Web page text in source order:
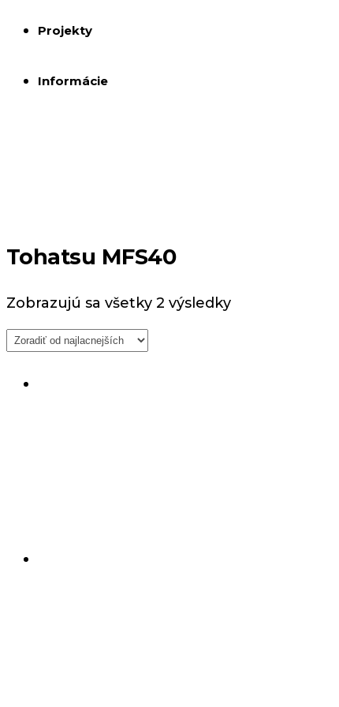
Projekty
Informácie
Tohatsu MFS40
Zobrazujú sa všetky 2 výsledky